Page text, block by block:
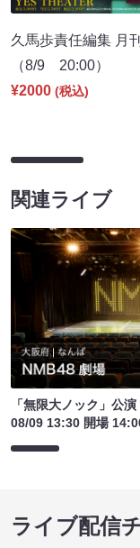
久馬歩責任編集 月
（8/9 20:00）
¥2000 (税込)
関連ライブ
「無限大ノック」公演
08/09 13:30 開場
ライブ配信